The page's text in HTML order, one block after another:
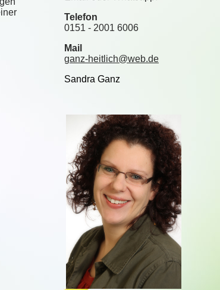
Telefon
0151 - 2001 6006
Mail
ganz-heitlich@web.de
Sandra Ganz